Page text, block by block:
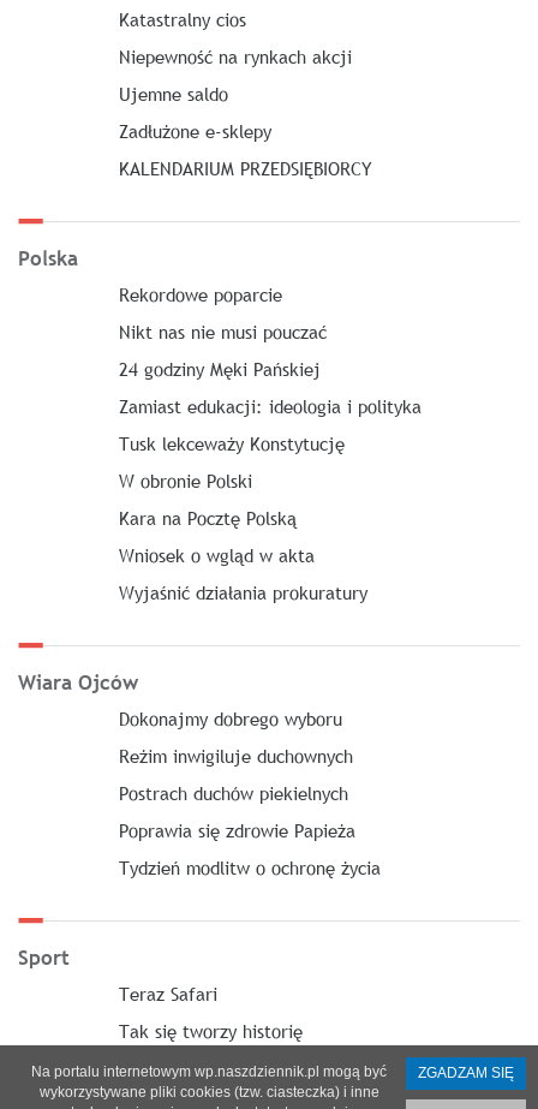
Katastralny cios
Niepewność na rynkach akcji
Ujemne saldo
Zadłużone e-sklepy
KALENDARIUM PRZEDSIĘBIORCY
Polska
Rekordowe poparcie
Nikt nas nie musi pouczać
24 godziny Męki Pańskiej
Zamiast edukacji: ideologia i polityka
Tusk lekceważy Konstytucję
W obronie Polski
Kara na Pocztę Polską
Wniosek o wgląd w akta
Wyjaśnić działania prokuratury
Wiara Ojców
Dokonajmy dobrego wyboru
Reżim inwigiluje duchownych
Postrach duchów piekielnych
Poprawia się zdrowie Papieża
Tydzień modlitw o ochronę życia
Sport
Teraz Safari
Tak się tworzy historię
Na portalu internetowym wp.naszdziennik.pl mogą być
wykorzystywane pliki cookies (tzw. ciasteczka) i inne
ZGADZAM SIĘ